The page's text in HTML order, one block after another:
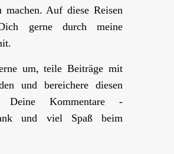
Auf diese Reisen
gerne durch meine
um, teile Beiträge mit
und bereichere diesen
Kommentare -
und viel Spaß beim